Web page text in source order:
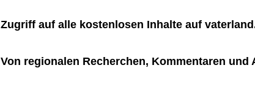
Zugriff auf alle kostenlosen Inhalte auf
Von regionalen Recherchen, Kommentaren und